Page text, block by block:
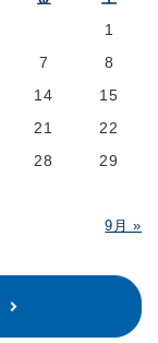
9月 »
1
7
8
14
15
21
22
28
29